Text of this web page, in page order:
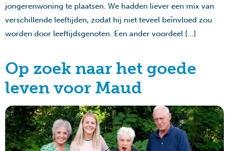
jongerenwoning te plaatsen. We hadden liever een mix van
verschillende leeftijden, zodat hij niet teveel beïnvloed zou
worden door leeftijdsgenoten. Een ander voordeel […]
Op zoek naar het goede
leven voor Maud